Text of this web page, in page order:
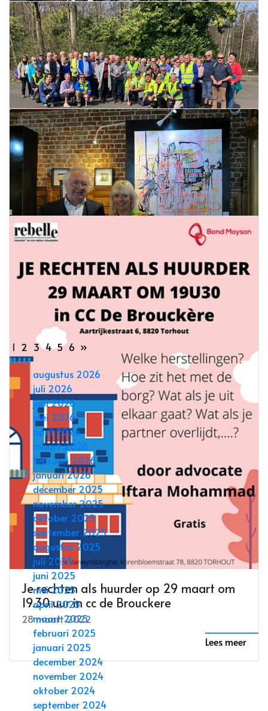
Rij jouw Ronde van Vlaanderen in
Torhout!
28 maart 2022
Lees meer
Achiel Debaere gehuldigd
28 maart 2022
Expo Isabelle Van Cleven in de Kluze
28 maart 2022
Je rechten als huurder op 29 maart om
19.30 uur in cc de Brouckere
28 maart 2022
Lees meer
1 2 3 4 5 6 »
augustus 2026
juli 2026
juni 2026
mei 2026
april 2026
maart 2026
februari 2026
januari 2026
december 2025
november 2025
oktober 2025
september 2025
augustus 2025
juli 2025
juni 2025
mei 2025
april 2025
maart 2025
februari 2025
januari 2025
december 2024
november 2024
oktober 2024
september 2024